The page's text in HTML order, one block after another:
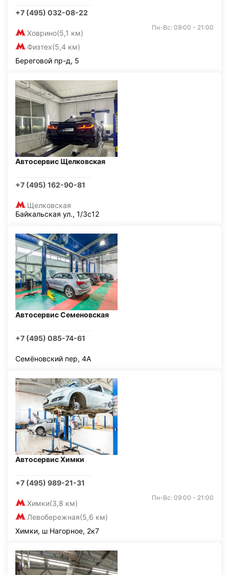
+7 (495) 032-08-22
Ховрино(5,1 км)
Физтех(5,4 км)
Пн-Вс: 09:00 - 21:00
Береговой пр-д, 5
Автосервис Щелковская
+7 (495) 162-90-81
Щелковская
Байкальская ул., 1/3с12
Автосервис Семеновская
+7 (495) 085-74-61
Семёновский пер, 4А
Автосервис Химки
+7 (495) 989-21-31
Химки(3,8 км)
Левобережная(5,6 км)
Пн-Вс: 09:00 - 21:00
Химки, ш Нагорное, 2к7